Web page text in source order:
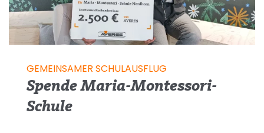
GEMEINSAMER SCHULAUSFLUG
Spende Maria-Montessori-
Schule